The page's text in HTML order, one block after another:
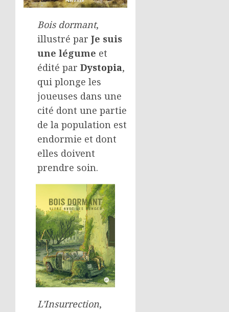
Bois dormant,
illustré par Je suis
une légume et
édité par Dystopia,
qui plonge les
joueuses dans une
cité dont une partie
de la population est
endormie et dont
elles doivent
prendre soin.
L’Insurrection,